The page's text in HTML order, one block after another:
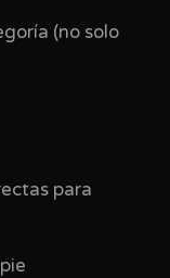
(no solo
para